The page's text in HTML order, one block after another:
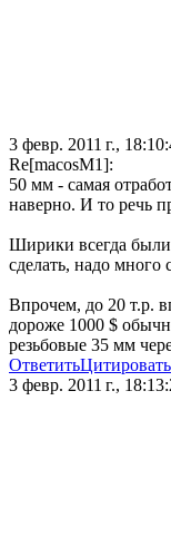
3 февр. 2011 г.,
Re[macosM1]:
50 мм - самая
наверно. И то речь
Ширики всегда
сделать, надо много
Впрочем, до 20 т.р.
дороже 1000 $
резьбовые 35 мм
ОтветитьЦитировать
3 февр. 2011 г.,